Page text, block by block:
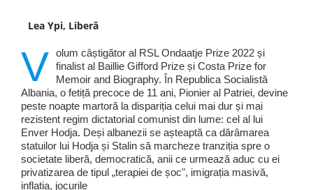
Lea Ypi, Liberă
V olum câștigător al RSL Ondaatje Prize 2022 și
finalist al Baillie Gifford Prize și Costa Prize for
Memoir and Biography. În Republica Socialistă
Albania, o fetiță precoce de 11 ani, Pionier al Patriei, devine
peste noapte martoră la dispariția celui mai dur și mai
rezistent regim dictatorial comunist din lume: cel al lui
Enver Hodja. Deși albanezii se așteaptă ca dărâmarea
statuilor lui Hodja și Stalin să marcheze tranziția spre o
societate liberă, democratică, anii ce urmează aduc cu ei
privatizarea de tipul „terapiei de șoc", imigrația masivă,
inflația, jocurile